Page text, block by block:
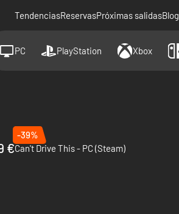
TendenciasReservasPróximas salidasBlog
PC PlayStation Xbox
€
-39%
Can't Drive This - PC (Steam)